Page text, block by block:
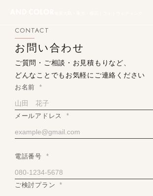
CONTACT
お問い合わせ
ご質問・ご相談・お見積もりなど、
どんなことでもお気軽にご連絡ください
お名前 *
メールアドレス *
電話番号 *
ご検討プラン *